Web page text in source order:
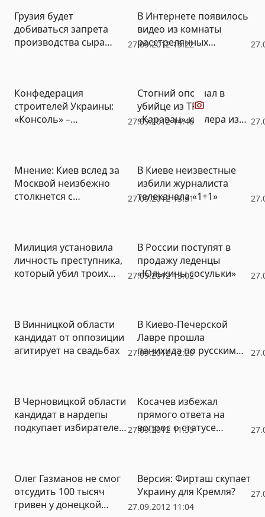
27.09.2012 15:22
Грузия будет
добиваться запрета
производства сыра
В Интернете появилось
видео из комнаты
расстрелянных
27.09.2012 14:46
Конфедерация
строителей Украины:
«Консоль» –
Видео
Стогний опознал в
убийце из ТРЦ
«Караван» киллера из
27.09.2012 13:31
Мнение: Киев вслед за
Москвой неизбежно
столкнется с
В Киеве неизвестные
избили журналиста
телеканала «1+1»
27.09.2012 13:02
Милиция установила
личность преступника,
который убил троих
В России поступят в
продажу леденцы
«Юлькины сосульки»
27.09.2012 12:20
В Винницкой области
кандидат от оппозиции
агитирует на свадьбах
В Киево-Печерской
Лавре прошла
панихида по русским
27.09.2012 11:55
В Черновицкой области
кандидат в нардепы
подкупает избирателей
Косачев избежал
прямого ответа на
вопрос о статусе
27.09.2012 11:04
Олег Газманов не смог
отсудить 100 тысяч
гривен у донецкой
Версия: Фирташ скупает
Украину для Кремля?